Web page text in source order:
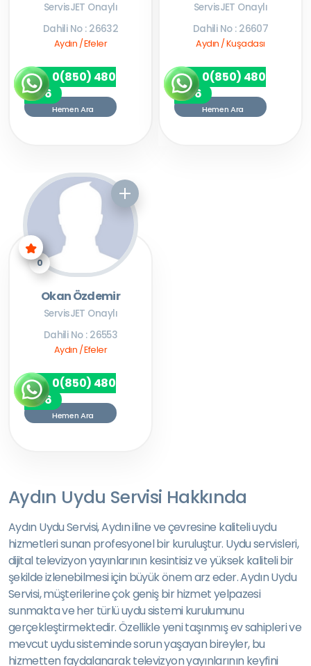
ServisJET Onaylı
Dahili No : 26632
Aydın / Efeler
0(850) 480
7256
Hemen Ara
ServisJET Onaylı
Dahili No : 26607
Aydın / Kuşadası
0(850) 480
7256
Hemen Ara
0
Okan Özdemir
ServisJET Onaylı
Dahili No : 26553
Aydın / Efeler
0(850) 480
7256
Hemen Ara
Aydın Uydu Servisi Hakkında
Aydın Uydu Servisi, Aydın iline ve çevresine kaliteli uydu
hizmetleri sunan profesyonel bir kuruluştur. Uydu servisleri,
dijital televizyon yayınlarının kesintisiz ve yüksek kaliteli bir
şekilde izlenebilmesi için büyük önem arz eder. Aydın Uydu
Servisi, müşterilerine çok geniş bir hizmet yelpazesi
sunmakta ve her türlü uydu sistemi kurulumunu
gerçekleştirmektedir. Özellikle yeni taşınmış ev sahipleri ve
mevcut uydu sisteminde sorun yaşayan bireyler, bu
hizmetten faydalanarak televizyon yayınlarının keyfini